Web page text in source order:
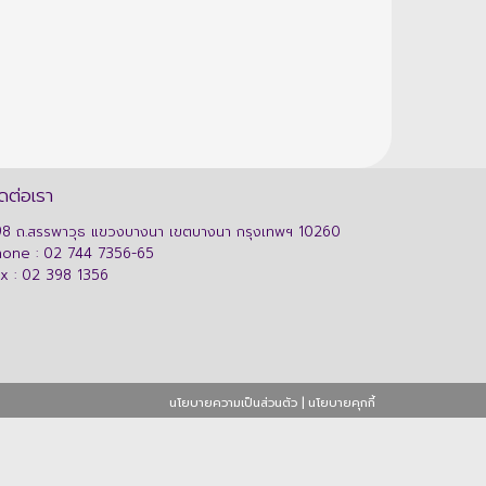
อเรา
ถ.สรรพาวุธ แขวงบางนา เขตบางนา กรุงเทพฯ 10260
: 02 744 7356-65
: 02 398 1356
นโยบายความเป็นส่วนตัว | นโยบายคุกกี้